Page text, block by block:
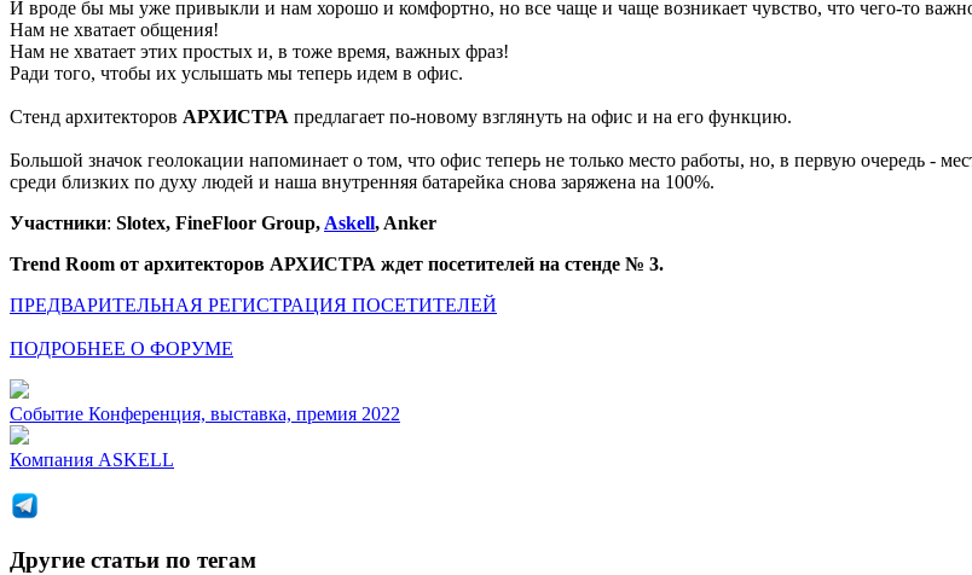
И вроде бы мы уже привыкли и нам хорошо и комфортно, но все чаще и чаще возникает чувство, что чего-то
Нам не хватает общения!
Нам не хватает этих простых и, в тоже время, важных фраз!
Ради того, чтобы их услышать мы теперь идем в офис.
Стенд архитекторов АРХИСТРА предлагает по-новому взглянуть на офис и на его функцию.
Большой значок геолокации напоминает о том, что офис теперь не только место работы, но, в первую очередь -
среди близких по духу людей и наша внутренняя батарейка снова заряжена на 100%.
Участники: Slotex, FineFloor Group, Askell, Anker
Trend Room от архитекторов АРХИСТРА ждет посетителей на стенде № 3.
ПРЕДВАРИТЕЛЬНАЯ РЕГИСТРАЦИЯ ПОСЕТИТЕЛЕЙ
ПОДРОБНЕЕ О ФОРУМЕ
Событие Конференция, выставка, премия 2022
Компания ASKELL
Другие статьи по тегам